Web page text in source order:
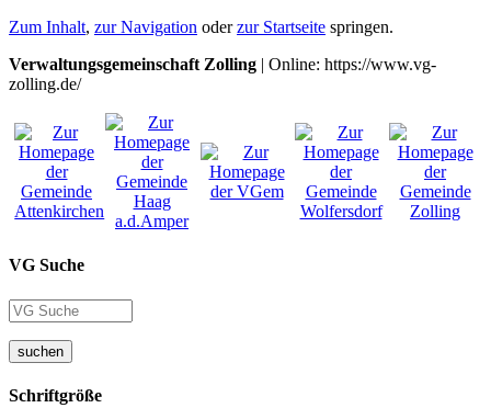
Zum Inhalt, zur Navigation oderzur Startseite springen.
Verwaltungsgemeinschaft Zolling | Online: https://www.vg-
zolling.de/
VG Suche
suchen
Schriftgröße